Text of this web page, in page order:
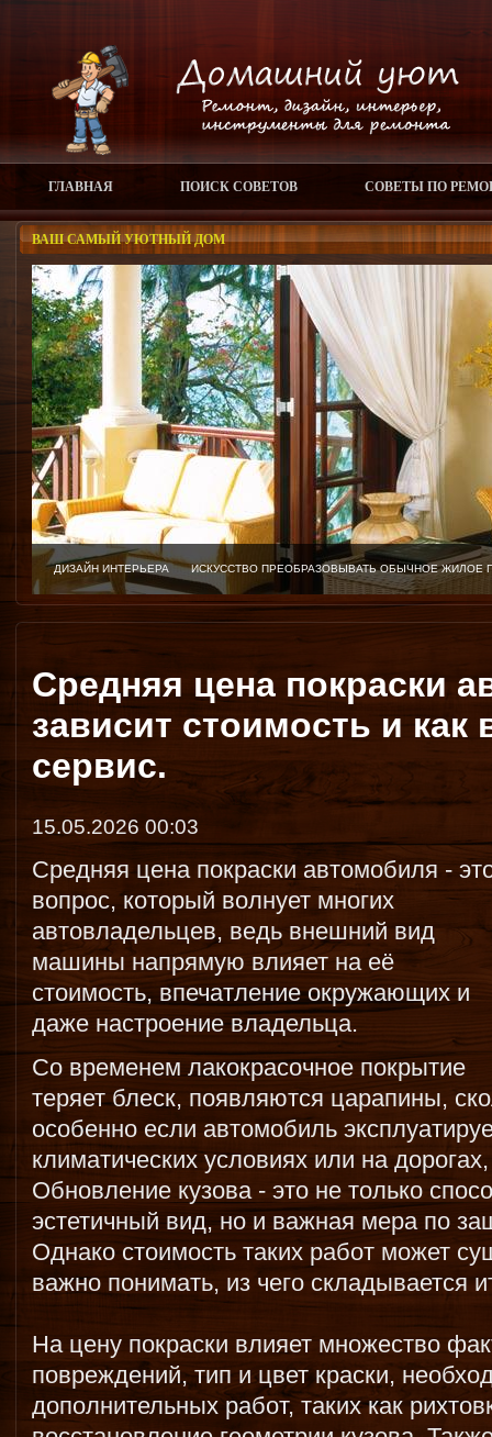
ГЛАВНАЯ ПОИСК СОВЕТОВ СОВЕТЫ ПО
ВАШ САМЫЙ УЮТНЫЙ ДОМ
ДИЗАЙН ИНТЕРЬЕРА ИСКУССТВО ПРЕОБРАЗОВЫВАТЬ ОБЫЧНОЕ
Средняя цена покраски
зависит стоимость и
сервис.
15.05.2026 00:03
Средняя цена покраски автомобиля -
вопрос, который волнует многих
автовладельцев, ведь внешний вид
машины напрямую влияет на её
стоимость, впечатление окружающих и
даже настроение владельца.
Со временем лакокрасочное покрытие
теряет блеск, появляются царапины,
особенно если автомобиль
климатических условиях или на
Обновление кузова - это не только
эстетичный вид, но и важная мера по
Однако стоимость таких работ может
важно понимать, из чего складывается
На цену покраски влияет множество
повреждений, тип и цвет краски,
дополнительных работ, таких как